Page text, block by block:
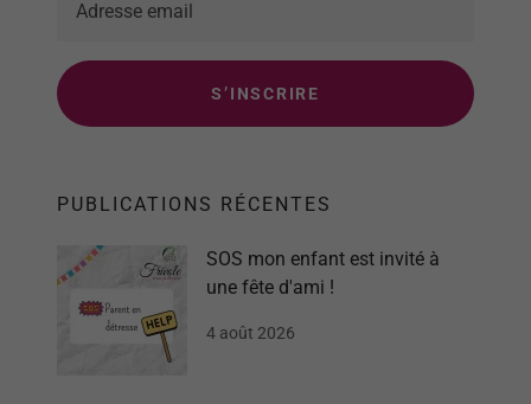
S’INSCRIRE
PUBLICATIONS RÉCENTES
SOS mon enfant est invité à
une fête d'ami !
4 août 2026